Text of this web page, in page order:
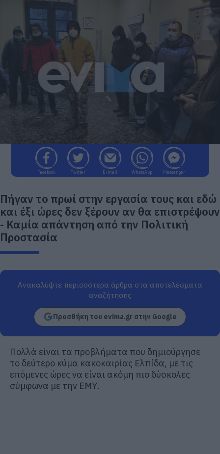
Facebook Twitter E-mail WhatsApp Messenger
Πήγαν το πρωί στην εργασία τους και εδώ
και έξι ώρες δεν ξέρουν αν θα επιστρέψουν
- Καμία απάντηση από την Πολιτική
Προστασία
Ανακαλύψτε περισσότερα άρθρα στα αποτελέσματα
αναζήτησης
Προσθήκη του evima.gr στην Google
Πολλά είναι τα προβλήματα που δημιούργησε
το δεύτερο κύμα κακοκαιρίας Ελπίδα, με τις
επόμενες ώρες να είναι ακόμη πιο δύσκολες
σύμφωνα με την ΕΜΥ.